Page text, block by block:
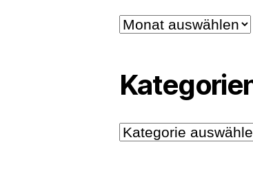
Archiv
Kategorien